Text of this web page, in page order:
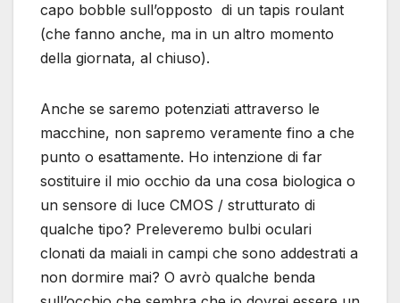
capo bobble sull’opposto di un tapis roulant
(che fanno anche, ma in un altro momento
della giornata, al chiuso).
Anche se saremo potenziati attraverso le
macchine, non sapremo veramente fino a che
punto o esattamente. Ho intenzione di far
sostituire il mio occhio da una cosa biologica o
un sensore di luce CMOS / strutturato di
qualche tipo? Preleveremo bulbi oculari
clonati da maiali in campi che sono addestrati a
non dormire mai? O avrò qualche benda